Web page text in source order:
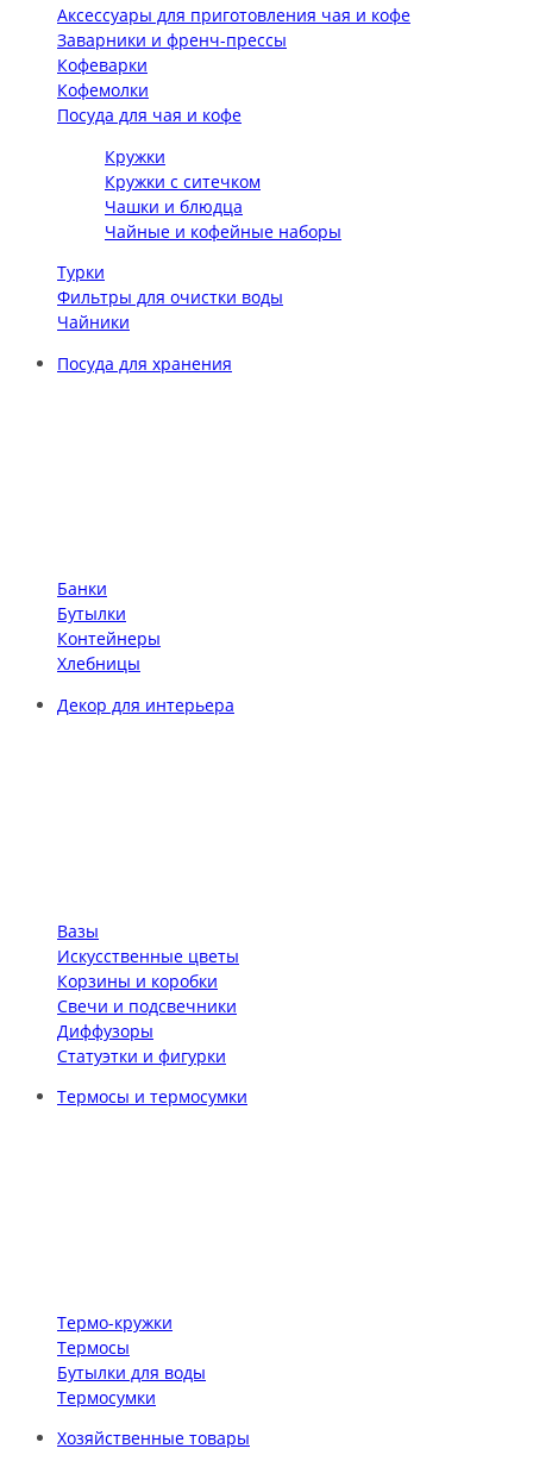
Аксессуары для приготовления чая и кофе
Заварники и френч-прессы
Кофеварки
Кофемолки
Посуда для чая и кофе
Кружки
Кружки с ситечком
Чашки и блюдца
Чайные и кофейные наборы
Турки
Фильтры для очистки воды
Чайники
Посуда для хранения
Банки
Бутылки
Контейнеры
Хлебницы
Декор для интерьера
Вазы
Искусственные цветы
Корзины и коробки
Свечи и подсвечники
Диффузоры
Статуэтки и фигурки
Термосы и термосумки
Термо-кружки
Термосы
Бутылки для воды
Термосумки
Хозяйственные товары